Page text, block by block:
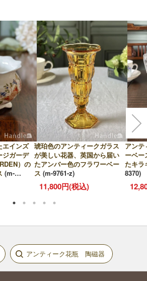
エインズ
ジガーデ
）の
(m-
琥珀色のアンティークガラス
が美しい花器、英国から届い
たアンバー色のフラワーベー
ス (m-9761-z)
11,800円(税込)
アンテ
ーベー
たキラ
8370)
アンティーク花瓶 陶磁器